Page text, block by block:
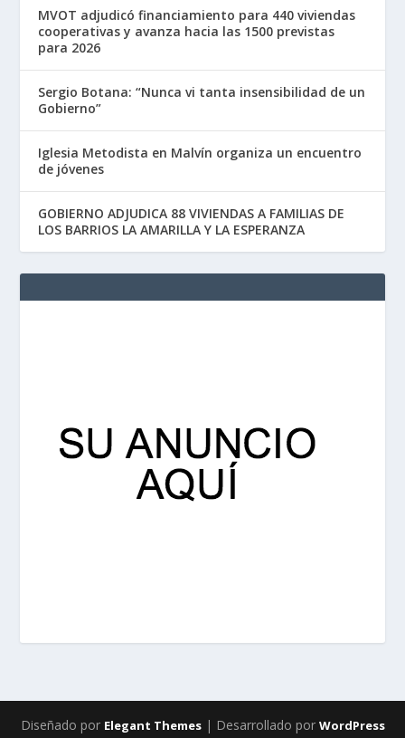
MVOT adjudicó financiamiento para 440 viviendas
cooperativas y avanza hacia las 1500 previstas
para 2026
Sergio Botana: “Nunca vi tanta insensibilidad de un
Gobierno”
Iglesia Metodista en Malvín organiza un encuentro
de jóvenes
GOBIERNO ADJUDICA 88 VIVIENDAS A FAMILIAS DE
LOS BARRIOS LA AMARILLA Y LA ESPERANZA
Diseñado por Elegant Themes| Desarrollado por WordPress